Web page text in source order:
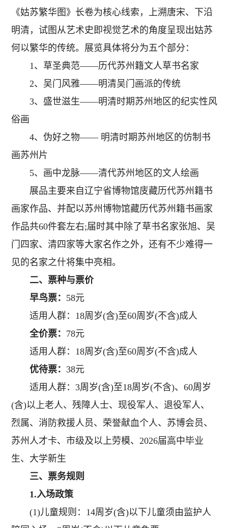
《姑苏繁华图》长卷为核心线索，上溯唐宋、下沿
明清，试图从艺术史即视觉艺术的角度呈现出姑苏
何以繁华的传统。展览具体将分为五个部分：
1、草圣典范——历代苏州籍文人草书名家
2、吴门风雅——明清吴门画派的传统
3、盛世滋生——明清时期苏州地区的纪实性风
俗画
4、伪好之物—— 明清时期苏州地区的仿制书
画苏州片
5、画中龙脉——清代苏州地区的文人绘画
展品主要来自辽宁省博物馆庋藏历代苏州籍书
画家作品、并配以苏州博物馆藏历代苏州籍书画家
作品共60件套左右;届时其中除了草书名家张旭、吴
门四家、清四家等大家名作之外，还有不少难得一
见的名家之什将集中亮相。
二、票种与票价
早鸟票： 58元
适用人群：18周岁(含)至60周岁(不含)成人
全价票： 78元
适用人群：18周岁(含)至60周岁(不含)成人
优待票： 38元
适用人群：3周岁(含)至18周岁(不含)、60周岁
(含)以上老人、残障人士、现役军人、退役军人、
烈属、消防救援人员、荣誉献血个人、苏博会员、
苏州人才卡、市级及以上劳模、2026届高中毕业
生、大学新生
三、票务规则
1.入场政策
(1)儿童规则：14周岁(含)以下儿童须由监护人